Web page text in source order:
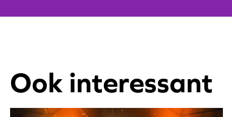
Ook interessant